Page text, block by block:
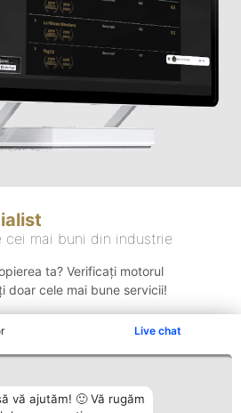
Live chat
vă ajutăm! 🙂 Vă rugăm
cei mai buni din industrie
ta? Verificați motorul
doar cele mai bune servicii!